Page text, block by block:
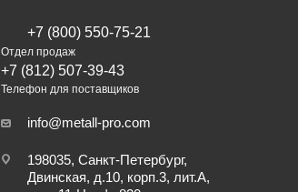
+7 (800) 550-75-21
Отдел продаж
+7 (812) 507-39-43
Телефон для поставщиков
info@metall-pro.com
198035, Санкт-Петербург,
Двинская, д.10, корп.3, лит.А,